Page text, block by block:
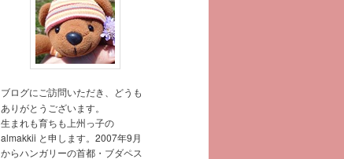
ブログにご訪問いただき、どうも
ありがとうございます。
生まれも育ちも上州っ子の
almakkii と申します。2007年9月
からハンガリーの首都・ブダペス